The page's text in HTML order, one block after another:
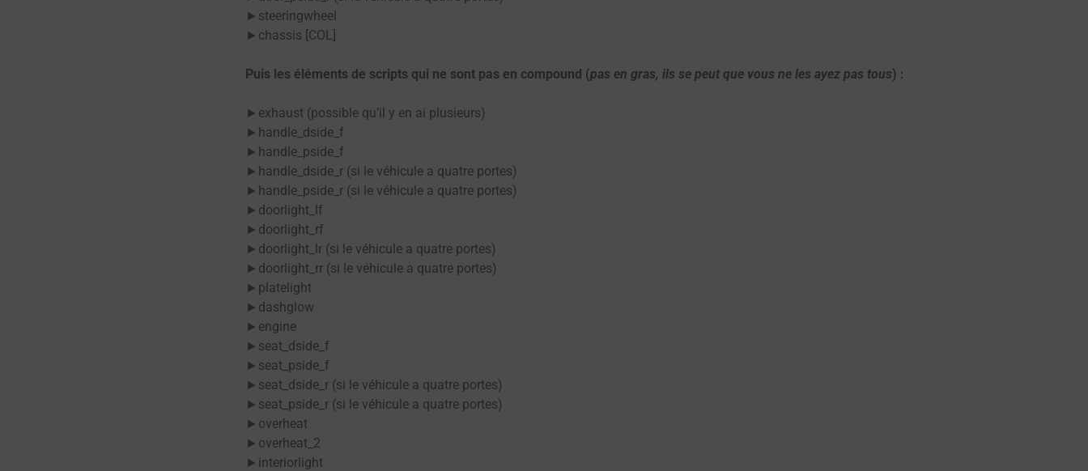
►steeringwheel
►chassis [COL]
Puis les éléments de scripts qui ne sont pas en compound (pas en gras, ils se peut que vous ne les ayez pas tous) :
►exhaust (possible qu’il y en ai plusieurs)
►handle_dside_f
►handle_pside_f
►handle_dside_r (si le véhicule a quatre portes)
►handle_pside_r (si le véhicule a quatre portes)
►doorlight_lf
►doorlight_rf
►doorlight_lr (si le véhicule a quatre portes)
►doorlight_rr (si le véhicule a quatre portes)
►platelight
►dashglow
►engine
►seat_dside_f
►seat_pside_f
►seat_dside_r (si le véhicule a quatre portes)
►seat_pside_r (si le véhicule a quatre portes)
►overheat
►overheat_2
►interiorlight